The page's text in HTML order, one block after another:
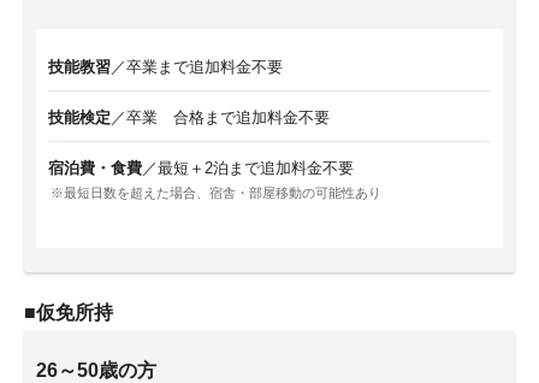
技能教習／卒業まで追加料金不要
技能検定 ／卒業 合格まで追加料金不要
宿泊費・食費／最短＋2泊まで追加料金不要
最短日数を超えた場合、宿舎・部屋移動の可能性あり
■仮免所持
26～50歳の方